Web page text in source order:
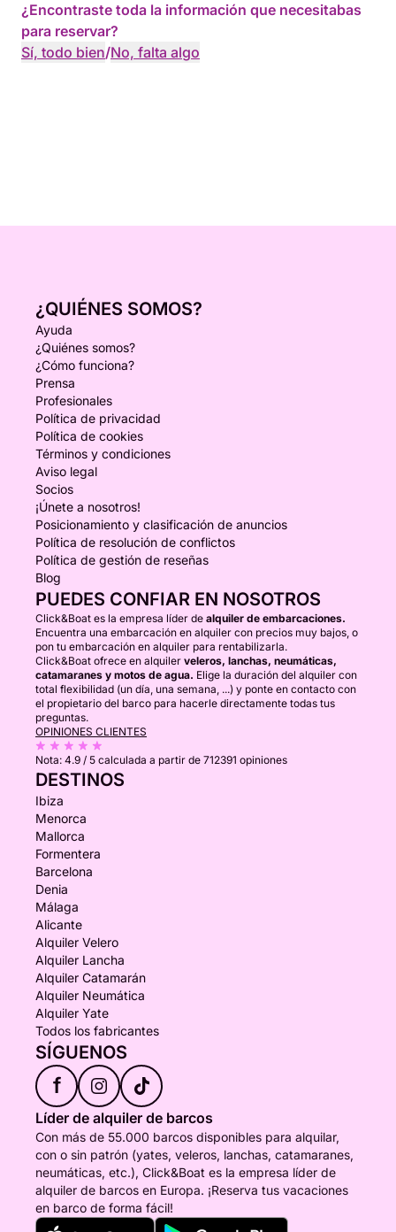
¿Encontraste toda la información que necesitabas
para reservar?
Sí, todo bien/No, falta algo
¿QUIÉNES SOMOS?
Ayuda
¿Quiénes somos?
¿Cómo funciona?
Prensa
Profesionales
Política de privacidad
Política de cookies
Términos y condiciones
Aviso legal
Socios
¡Únete a nosotros!
Posicionamiento y clasificación de anuncios
Política de resolución de conflictos
Política de gestión de reseñas
Blog
PUEDES CONFIAR EN NOSOTROS
Click&Boat es la empresa líder de alquiler de embarcaciones.
Encuentra una embarcación en alquiler con precios muy bajos, o
pon tu embarcación en alquiler para rentabilizarla.
Click&Boat ofrece en alquiler veleros, lanchas, neumáticas,
catamaranes y motos de agua. Elige la duración del alquiler con
total flexibilidad (un día, una semana, ...) y ponte en contacto con
el propietario del barco para hacerle directamente todas tus
preguntas.
OPINIONES CLIENTES
Nota: 4.9 / 5 calculada a partir de 712391 opiniones
DESTINOS
Ibiza
Menorca
Mallorca
Formentera
Barcelona
Denia
Málaga
Alicante
Alquiler Velero
Alquiler Lancha
Alquiler Catamarán
Alquiler Neumática
Alquiler Yate
Todos los fabricantes
SÍGUENOS
f
Líder de alquiler de barcos
Con más de 55.000 barcos disponibles para alquilar,
con o sin patrón (yates, veleros, lanchas, catamaranes,
neumáticas, etc.), Click&Boat es la empresa líder de
alquiler de barcos en Europa. ¡Reserva tus vacaciones
en barco de forma fácil!